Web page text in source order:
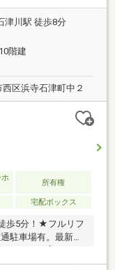
津川駅 徒歩8分
階建
区浜寺石津町中２
ホ
所有権
宅配ボックス
歩5分！★フルリフ
駐車場有。最新・